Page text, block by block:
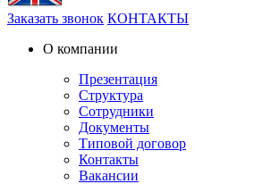
Заказать звонок КОНТАКТЫ
О компании
Презентация
Структура
Сотрудники
Документы
Типовой договор
Контакты
Вакансии